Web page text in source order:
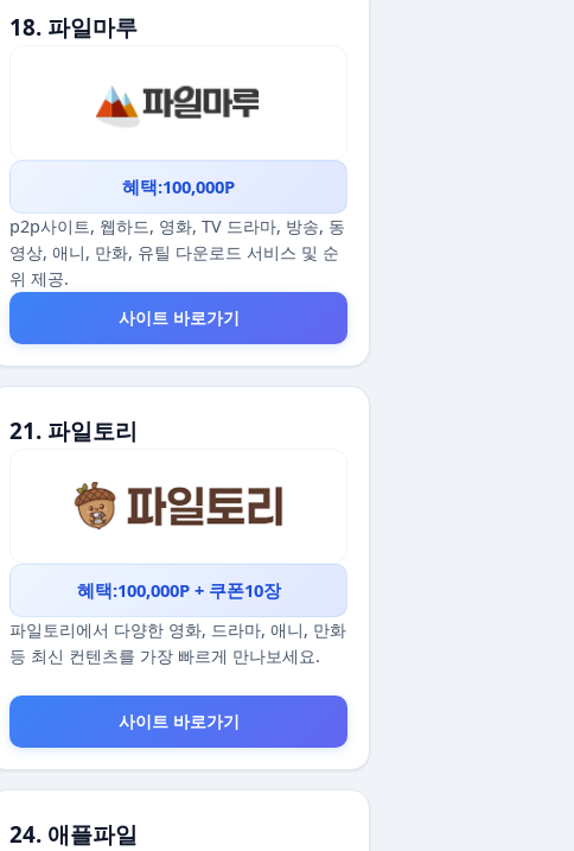
18. 파일마루
혜택:100,000P
p2p사이트, 웹하드, 영화, TV 드라마, 방송, 동
영상, 애니, 만화, 유틸 다운로드 서비스 및 순
위 제공.
사이트 바로가기
21. 파일토리
혜택:100,000P + 쿠폰10장
파일토리에서 다양한 영화, 드라마, 애니, 만화
등 최신 컨텐츠를 가장 빠르게 만나보세요.
사이트 바로가기
24. 애플파일